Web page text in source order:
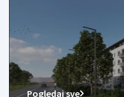
Pogledaj sve